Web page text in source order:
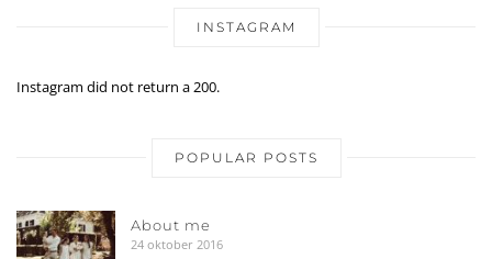
INSTAGRAM
Instagram did not return a 200.
POPULAR POSTS
About me
24 oktober 2016